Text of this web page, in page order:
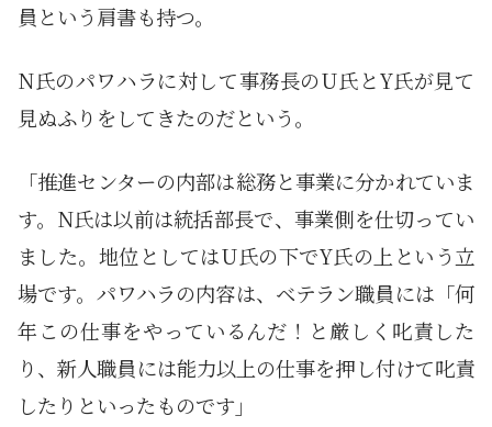
員という肩書も持つ。
N氏のパワハラに対して事務長のU氏とY氏が見て
見ぬふりをしてきたのだという。
「推進センターの内部は総務と事業に分かれていま
す。N氏は以前は統括部長で、事業側を仕切ってい
ました。地位としてはU氏の下でY氏の上という立
場です。パワハラの内容は、ベテラン職員には「何
年この仕事をやっているんだ！と厳しく叱責した
り、新人職員には能力以上の仕事を押し付けて叱責
したりといったものです」